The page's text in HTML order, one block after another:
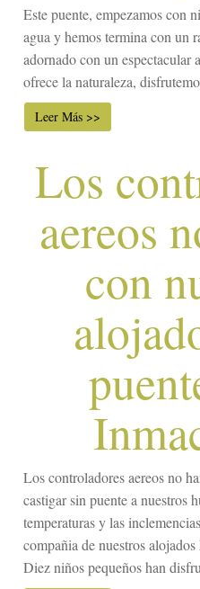
Este puente, empezamos con
agua y hemos termina con un
adornado con un espectacular
ofrece la naturaleza,
Leer Más >>
Los
aereos
con
Los controladores aereos no
castigar sin puente a nuestros
temperaturas y las
compañia de nuestros
Diez niños pequeños han